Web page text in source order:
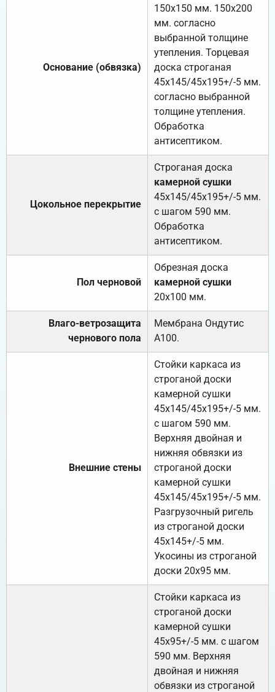
Основание (обвязка)
150х150 мм. 150х200
мм. согласно
выбранной толщине
утепления. Торцевая
доска строганая
45х145/45х195+/-5 мм.
согласно выбранной
толщине утепления.
Обработка
антисептиком.
Цокольное перекрытие
Строганая доска
камерной сушки
45х145/45х195+/-5 мм.
с шагом 590 мм.
Обработка
антисептиком.
Пол черновой
Обрезная доска
камерной сушки
20х100 мм.
Влаго-ветрозащита
чернового пола
Мембрана Ондутис
А100.
Внешние стены
Стойки каркаса из
строганой доски
камерной сушки
45х145/45х195+/-5 мм.
с шагом 590 мм.
Верхняя двойная и
нижняя обвязки из
строганой доски
камерной сушки
45х145/45х195+/-5 мм.
Разгрузочный ригель
из строганой доски
45х145+/-5 мм.
Укосины из строганой
доски 20х95 мм.
Стойки каркаса из
строганой доски
камерной сушки
45х95+/-5 мм. с шагом
590 мм. Верхняя
двойная и нижняя
обвязки из строганой